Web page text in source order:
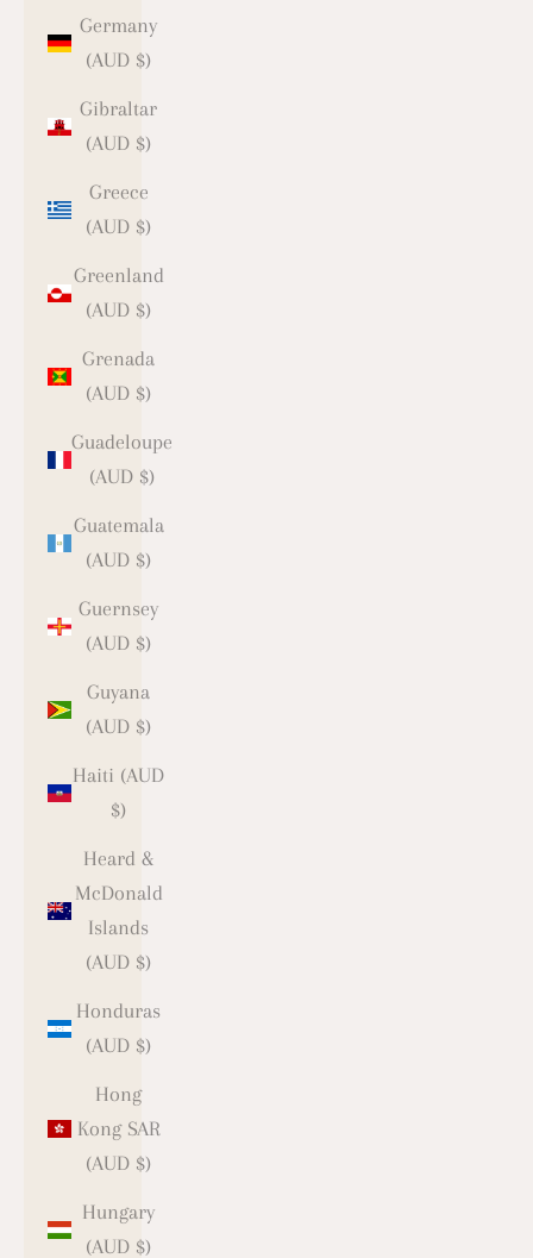
Germany
(AUD $)
Gibraltar
(AUD $)
Greece
(AUD $)
Greenland
(AUD $)
Grenada
(AUD $)
Guadeloupe
(AUD $)
Guatemala
(AUD $)
Guernsey
(AUD $)
Guyana
(AUD $)
Haiti (AUD
$)
Heard &
McDonald
Islands
(AUD $)
Honduras
(AUD $)
Hong
Kong SAR
(AUD $)
Hungary
(AUD $)